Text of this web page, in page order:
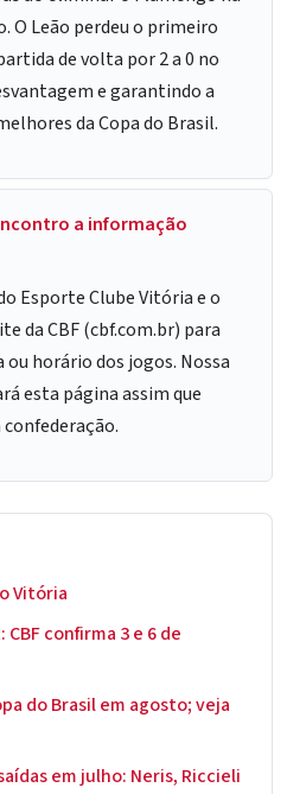
O Leão perdeu o primeiro
de volta por 2 a 0 no
e garantindo a
da Copa do Brasil.
a informação
Esporte Clube Vitória e o
da CBF (cbf.com.br) para
horário dos jogos. Nossa
esta página assim que
Vitória
confirma 3 e 6 de
do Brasil em agosto; veja
em julho: Neris, Riccieli